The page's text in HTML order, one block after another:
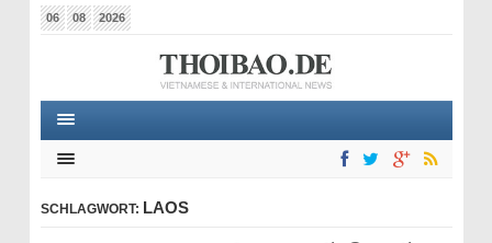
06 08 2026
SCHLAGWORT: LAOS